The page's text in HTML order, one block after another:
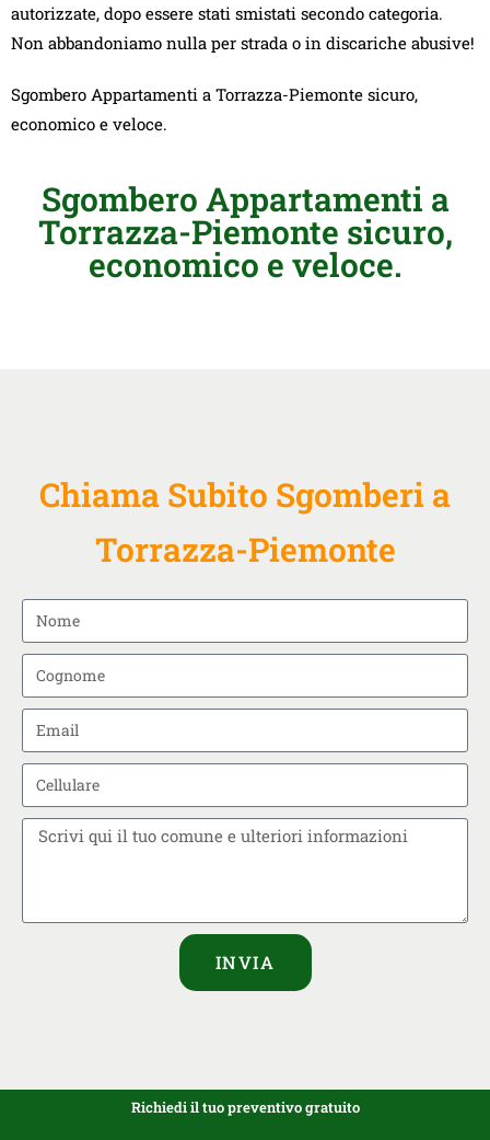
autorizzate, dopo essere stati smistati secondo categoria.
Non abbandoniamo nulla per strada o in discariche abusive!
Sgombero Appartamenti a Torrazza-Piemonte sicuro,
economico e veloce.
Sgombero Appartamenti a
Torrazza-Piemonte sicuro,
economico e veloce.
Chiama Subito Sgomberi a
Torrazza-Piemonte
INVIA
Richiedi il tuo preventivo gratuito